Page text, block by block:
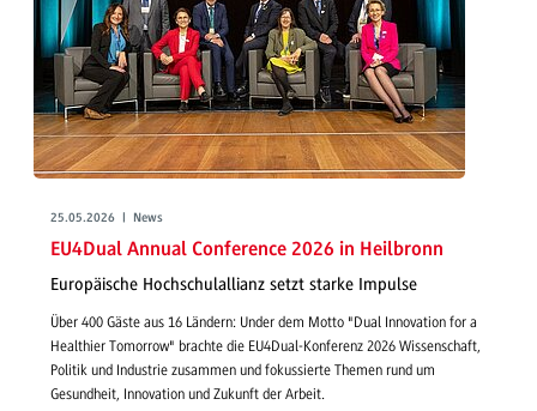
25.05.2026 | News
EU4Dual Annual Conference 2026 in Heilbronn
Europäische Hochschulallianz setzt starke Impulse
Über 400 Gäste aus 16 Ländern: Under dem Motto "Dual Innovation for a
Healthier Tomorrow" brachte die EU4Dual-Konferenz 2026 Wissenschaft,
Politik und Industrie zusammen und fokussierte Themen rund um
Gesundheit, Innovation und Zukunft der Arbeit.